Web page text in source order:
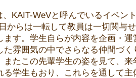
、KAIT-WeVと呼んでいるイベン
からは一転して教員は一切関与
ます。学生自らが内容を企画・
た雰囲気の中でさらなる仲間づ
またこの先輩学生の姿を見て、
る学生もおり、これらを通して